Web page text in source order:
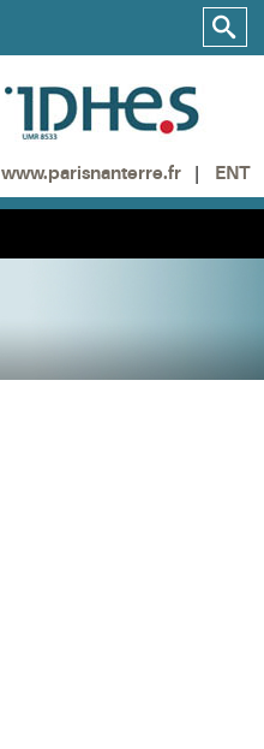
www.parisnanterre.fr ENT